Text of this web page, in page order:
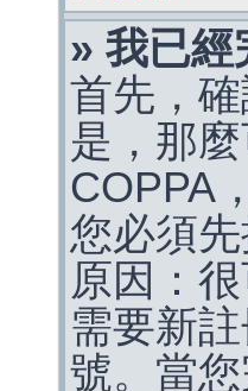
» 我已經
首先，
是，那
COPPA
您必須
原因：
需要新
號。當